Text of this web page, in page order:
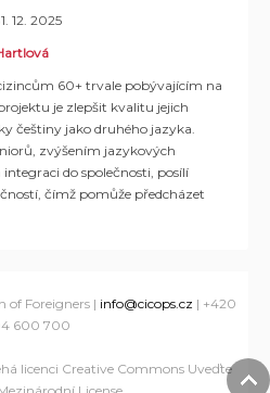
12. 2025
60+ trvale pobývajícím na
je zlepšit kvalitu jejich
češtiny jako druhého jazyka.
zvýšením jazykových
do společnosti, posílí
čímž pomůže předcházet
of Foreigners | info@cicops.cz | +420
600 700
licenci Creative Commons Uveďte